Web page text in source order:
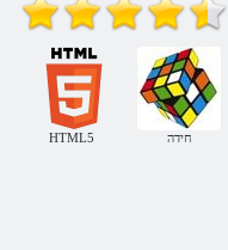
HTML5 חידה